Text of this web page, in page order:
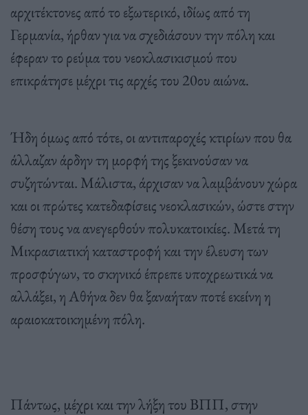
αρχιτέκτονες από το εξωτερικό, ιδίως από τη
Γερμανία, ήρθαν για να σχεδιάσουν την πόλη και
έφεραν το ρεύμα του νεοκλασικισμού που
επικράτησε μέχρι τις αρχές του 20ου αιώνα.
Ήδη όμως από τότε, οι αντιπαροχές κτιρίων που θα
άλλαζαν άρδην τη μορφή της ξεκινούσαν να
συζητώνται. Μάλιστα, άρχισαν να λαμβάνουν χώρα
και οι πρώτες κατεδαφίσεις νεοκλασικών, ώστε στην
θέση τους να ανεγερθούν πολυκατοικίες. Μετά τη
Μικρασιατική καταστροφή και την έλευση των
προσφύγων, το σκηνικό έπρεπε υποχρεωτικά να
αλλάξει, η Αθήνα δεν θα ξαναήταν ποτέ εκείνη η
αραιοκατοικημένη πόλη.
Πάντως, μέχρι και την λήξη του ΒΠΠ, στην